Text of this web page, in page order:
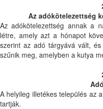
Az adókötelezettség
Az adókötelezettség annak a
létre, amely azt a hónapot
szerint az adó tárgyává vált,
szűnik meg, amelyben a kutya
A helyileg illetékes település az
tartják.